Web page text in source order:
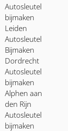
Autosleutel
bijmaken
Leiden
Autosleutel
Bijmaken
Dordrecht
Autosleutel
bijmaken
Alphen aan
den Rijn
Autosleutel
bijmaken